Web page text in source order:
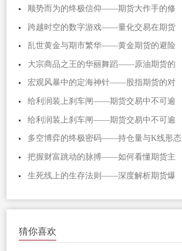
顺势而为的终极信仰——期货大作手的修
跨越时空的数字游戏——量化交易在期货
乱世黄金与期市繁华——黄金期货的避险
大宗商品之王的华丽舞蹈——原油期货的
宏观风暴中的定海神针——股指期货的对
给利润装上刹车闸——期货交易中不可逾
给利润装上刹车闸——期货交易中不可逾
多空博弈的终极密码——持仓量与K线形态
把握财富跳动的脉搏——如何看懂期货主
生死线上的生存法则——深度解析期货爆
猜你喜欢